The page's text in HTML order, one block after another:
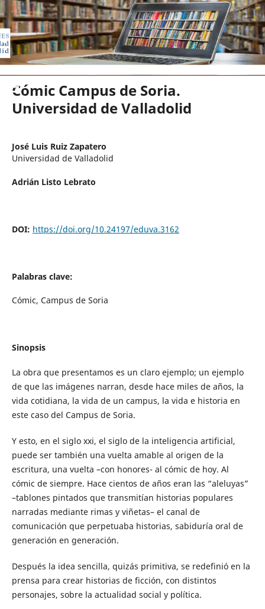
EDICIONES UNIVERSIDAD DE
Cómic Campus de Soria.
Universidad de Valladolid
José Luis Ruiz Zapatero
Universidad de Valladolid
Adrián Listo Lebrato
DOI: https://doi.org/10.24197/eduva.3162
Palabras clave:
Cómic, Campus de Soria
Sinopsis
La obra que presentamos es un claro ejemplo; un ejemplo
de que las imágenes narran, desde hace miles de años, la
vida cotidiana, la vida de un campus, la vida e historia en
este caso del Campus de Soria.
Y esto, en el siglo xxi, el siglo de la inteligencia artificial,
puede ser también una vuelta amable al origen de la
escritura, una vuelta –con honores- al cómic de hoy. Al
cómic de siempre. Hace cientos de años eran las “aleluyas”
–tablones pintados que transmitían historias populares
narradas mediante rimas y viñetas– el canal de
comunicación que perpetuaba historias, sabiduría oral de
generación en generación.
Después la idea sencilla, quizás primitiva, se redefinió en la
prensa para crear historias de ficción, con distintos
personajes, sobre la actualidad social y política.